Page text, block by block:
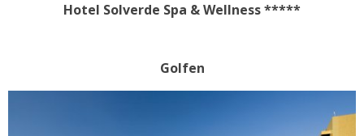
Hotel Solverde Spa & Wellness *****
Golfen